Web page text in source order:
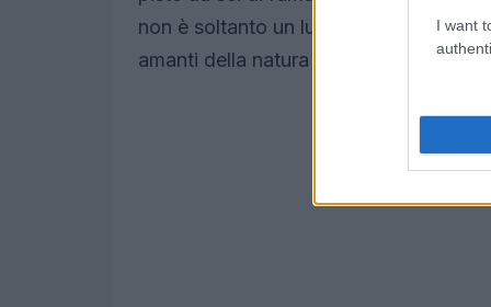
I want
non è soltanto un luogo di
amanti della natura e delle attività